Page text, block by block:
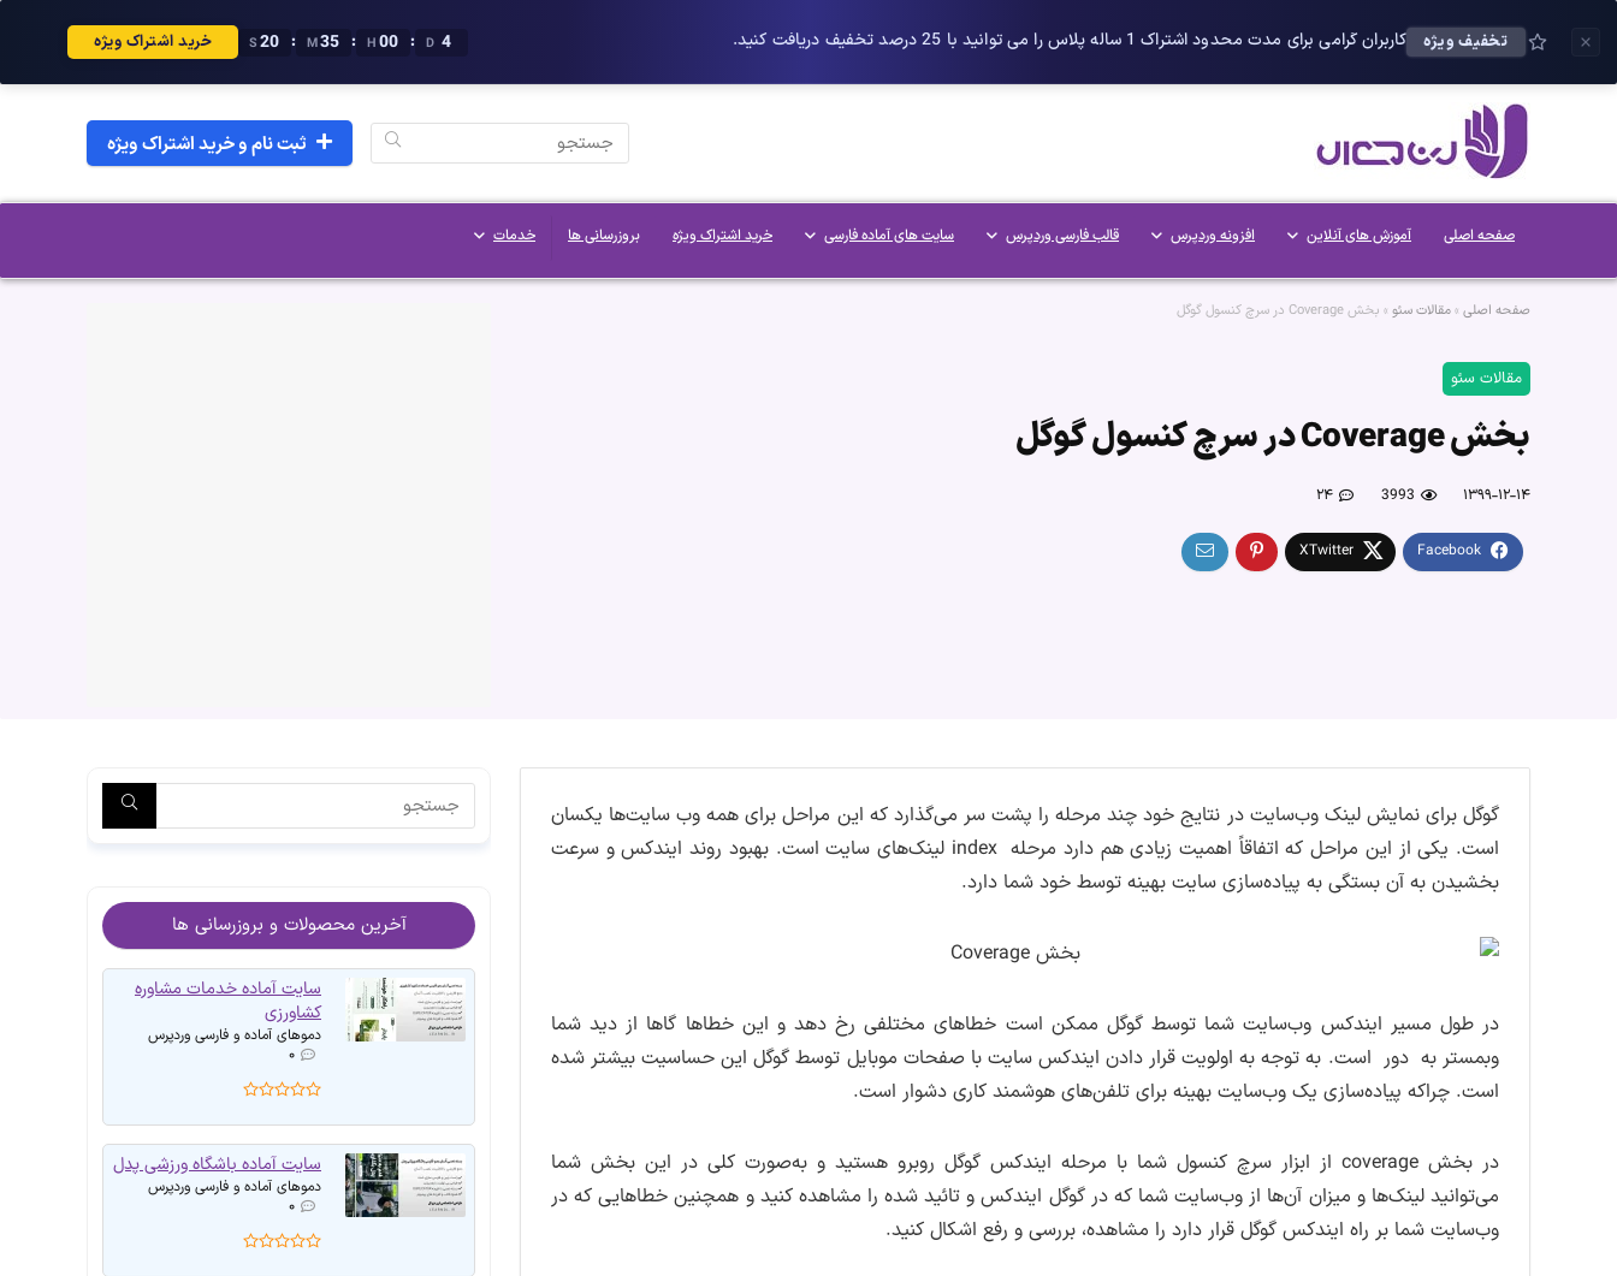
تخفیف ویژه کاربران گرامی برای مدت محدود اشتراک 1 ساله پلاس را می توانید با 25 درصد تخفیف دریافت کنید. 4
D
:
00
H
:
35
M
:
19
S خرید اشتراک ویژه
ثبت نام و خرید اشتراک ویژه
صفحه اصلی آموزش های آنلاین افزونه وردپرس قالب فارسی وردپرس سایت های آماده فارسی خرید اشتراک ویژه بروزرسانی ها خدمات
صفحه اصلی »مقالات سئو » بخش Coverage در سرچ کنسول گوگل
مقالات سئو
بخش Coverage در سرچ کنسول گوگل
۱۳۹۹-۱۲-۱۴ 3993 ۲۴
گوگل برای نمایش لینک وب‌سایت در نتایج خود چند مرحله را پشت سر می‌گذارد که این مراحل برای همه وب سایت‌ها یکسان
است. یکی از این مراحل که اتفاقاً اهمیت زیادی هم دارد مرحله index لینک‌های سایت است. بهبود روند ایندکس و سرعت
بخشیدن به آن بستگی به پیاده‌سازی سایت بهینه توسط خود شما دارد.
در طول مسیر ایندکس وب‌سایت شما توسط گوگل ممکن است خطاهای مختلفی رخ دهد و این خطاها گاها از دید شما
وبمستر به دور است. به توجه به اولویت قرار دادن ایندکس سایت با صفحات موبایل توسط گوگل این حساسیت بیشتر شده
است. چراکه پیاده‌سازی یک وب‌سایت بهینه برای تلفن‌های هوشمند کاری دشوار است.
در بخش coverage از ابزار سرچ کنسول شما با مرحله ایندکس گوگل روبرو هستید و به‌صورت کلی در این بخش شما
می‌توانید لینک‌ها و میزان آن‌ها از وب‌سایت شما که در گوگل ایندکس و تائید شده را مشاهده کنید و همچنین خطاهایی که در
وب‌سایت شما بر راه ایندکس گوگل قرار دارد را مشاهده، بررسی و رفع اشکال کنید.
آخرین محصولات و بروزرسانی ها
سایت آماده خدمات مشاوره
کشاورزی
دموهای آماده و فارسی وردپرس
۰
سایت آماده باشگاه ورزشی پدل
دموهای آماده و فارسی وردپرس
۰